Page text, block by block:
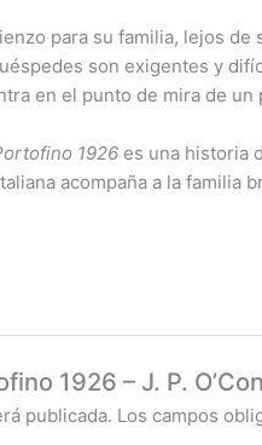
para su familia, lejos
son exigentes y
en el punto de mira de
1926 es una historia
acompaña a la
1926 – J. P.
publicada. Los campos